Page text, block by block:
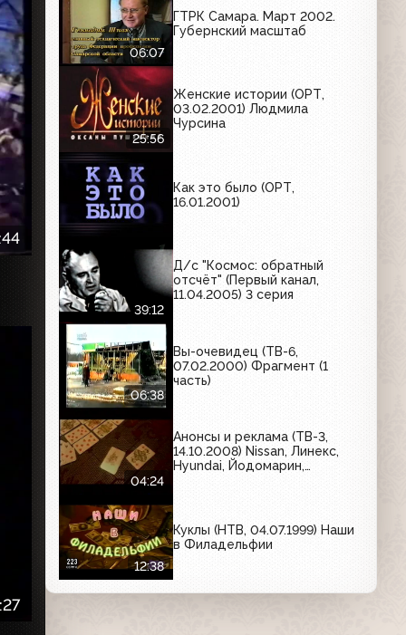
06:07
ГТРК Самара. Март 2002.
Губернский масштаб
25:56
Женские истории (ОРТ,
03.02.2001) Людмила
Чурсина
Как это было (ОРТ,
16.01.2001)
39:12
Д/с "Космос: обратный
отсчёт" (Первый канал,
11.04.2005) 3 серия
06:38
Вы-очевидец (ТВ-6,
07.02.2000) Фрагмент (1
часть)
04:24
Анонсы и реклама (ТВ-3,
14.10.2008) Nissan, Линекс,
Hyundai, Йодомарин,
12:38
Куклы (НТВ, 04.07.1999) Наши
в Филадельфии